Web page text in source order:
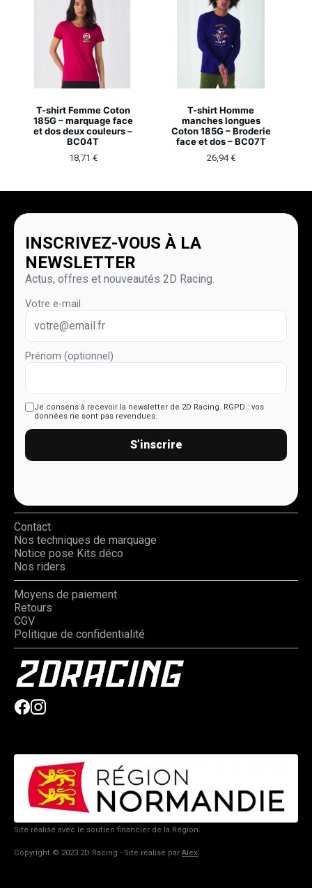
T-shirt Femme Coton
185G – marquage face
et dos deux couleurs –
BC04T
18,71 €
T-shirt Homme
manches longues
Coton 185G – Broderie
face et dos – BC07T
26,94€
INSCRIVEZ-VOUS À LA
NEWSLETTER
Actus, offres et nouveautés 2D Racing.
Votre e-mail
Prénom (optionnel)
Je consens à recevoir la newsletter de 2D Racing. RGPD : vos
données ne sont pas revendues.
S’inscrire
Contact
Nos techniques de marquage
Notice pose Kits déco
Nos riders
Moyens de paiement
Retours
CGV
Politique de confidentialité
Site réalisé avec le soutien financier de la Région.
Copyright © 2023 2D Racing - Site réalisé par Alex